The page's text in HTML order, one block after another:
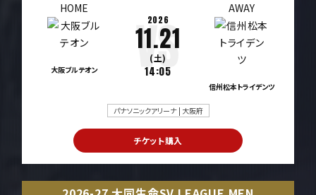
HOME
大阪ブルテオン
2026
11.21
(土)
14:05
AWAY
信州松本トライデンツ
パナソニックアリーナ | 大阪府
チケット購入